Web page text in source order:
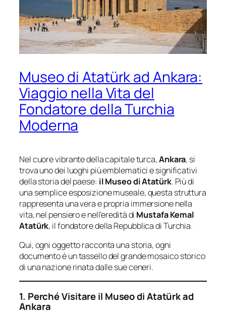
Museo di Atatürk ad Ankara:
Viaggio nella Vita del
Fondatore della Turchia
Moderna
Nel cuore vibrante della capitale turca,Ankara, si
trova uno dei luoghi più emblematici e significativi
della storia del paese: il Museo di Atatürk. Più di
una semplice esposizione museale, questa struttura
rappresenta una vera e propria immersione nella
vita, nel pensiero e nell’eredità di Mustafa Kemal
Atatürk, il fondatore della Repubblica di Turchia.
Qui, ogni oggetto racconta una storia, ogni
documento è un tassello del grande mosaico storico
di una nazione rinata dalle sue ceneri.
1. Perché Visitare il Museo di Atatürk ad
Ankara